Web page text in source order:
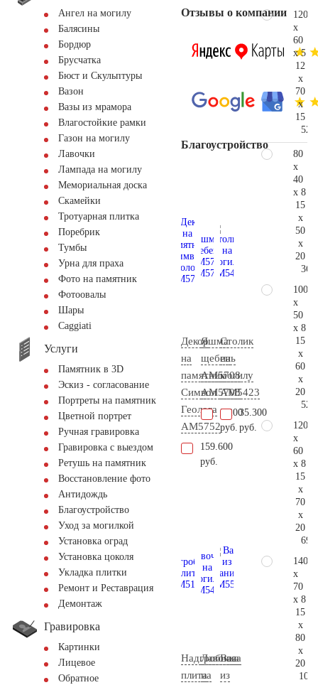
Ангел на могилу
Балясины
Бордюр
Брусчатка
Бюст и Скульптуры
Вазон
Вазы из мрамора
Влагостойкие рамки
Газон на могилу
Лавочки
Лампада на могилу
Мемориальная доска
Скамейки
Тротуарная плитка
Поребрик
Тумбы
Урна для праха
Фото на памятник
Фотоовалы
Шары
Сaggiati
Услуги
Памятник в 3D
Эскиз - согласование
Портреты на памятник
Цветной портрет
Ручная гравировка
Гравировка с выездом
Ретушь на памятник
Восстановление фото
Антидождь
Благоустройство
Уход за могилкой
Установка оград
Установка цоколя
Укладка плитки
Ремонт и Реставрация
Демонтаж
Гравировка
Картинки
Лицевое
Обратное
Отзывы о компании
Благоустройство
Декор
на
памятник
Символ
Геолога
AM5752
159.600
руб.
Яшма
щебень
АМ5708
AM5708
2.200
руб.
Столик
на
могилу
AM5423
35.300
руб.
Надгробная
плита
Лавочка
на
Ваза
из
120
x
60
x 5
12
x
70
x
15
80
x
40
x 8
15
x
50
x
20
100
x
50
x 8
15
x
60
x
20
120
x
60
x 8
15
x
70
x
20
140
x
70
x 8
15
x
80
x
20